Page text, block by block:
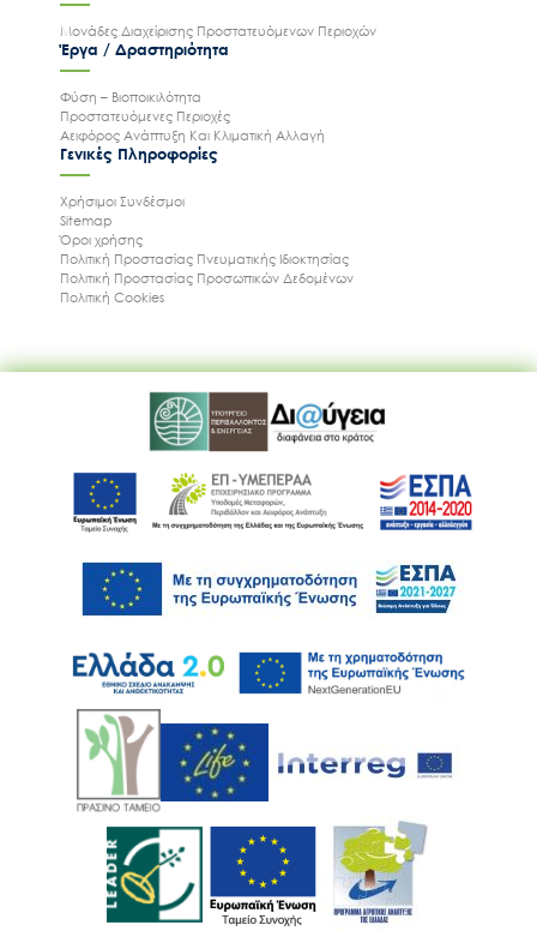
Ακολουθήστε μας
Μονάδες Διαχείρισης Προστατευόμενων Περιοχών
Έργα / Δραστηριότητα
Φύση – Βιοποικιλότητα
Προστατευόμενες Περιοχές
Αειφόρος Ανάπτυξη Και Κλιματική Αλλαγή
Γενικές Πληροφορίες
Χρήσιμοι Συνδέσμοι
Sitemap
Όροι χρήσης
Πολιτική Προστασίας Πνευματικής Ιδιοκτησίας
Πολιτική Προστασίας Προσωπικών Δεδομένων
Πολιτική Cookies